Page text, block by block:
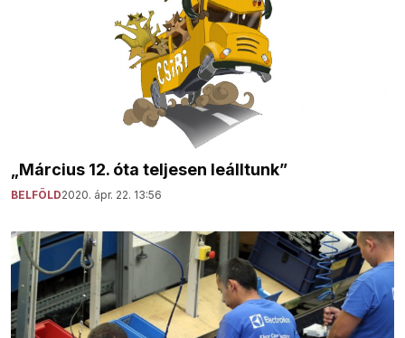
„Március 12. óta teljesen leálltunk”
BELFÖLD2020. ápr. 22. 13:56